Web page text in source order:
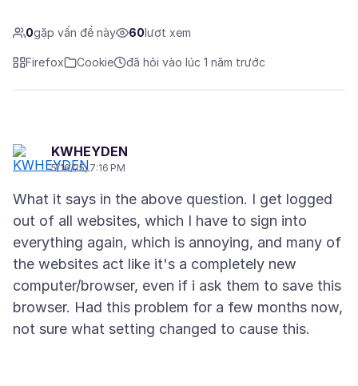
0gặp vấn đề này 60lượt xem
Firefox Cookie đã hỏi vào lúc 1 năm trước
KWHEYDEN
5/16/25, 7:16 PM
What it says in the above question. I get logged
out of all websites, which I have to sign into
everything again, which is annoying, and many of
the websites act like it's a completely new
computer/browser, even if i ask them to save this
browser. Had this problem for a few months now,